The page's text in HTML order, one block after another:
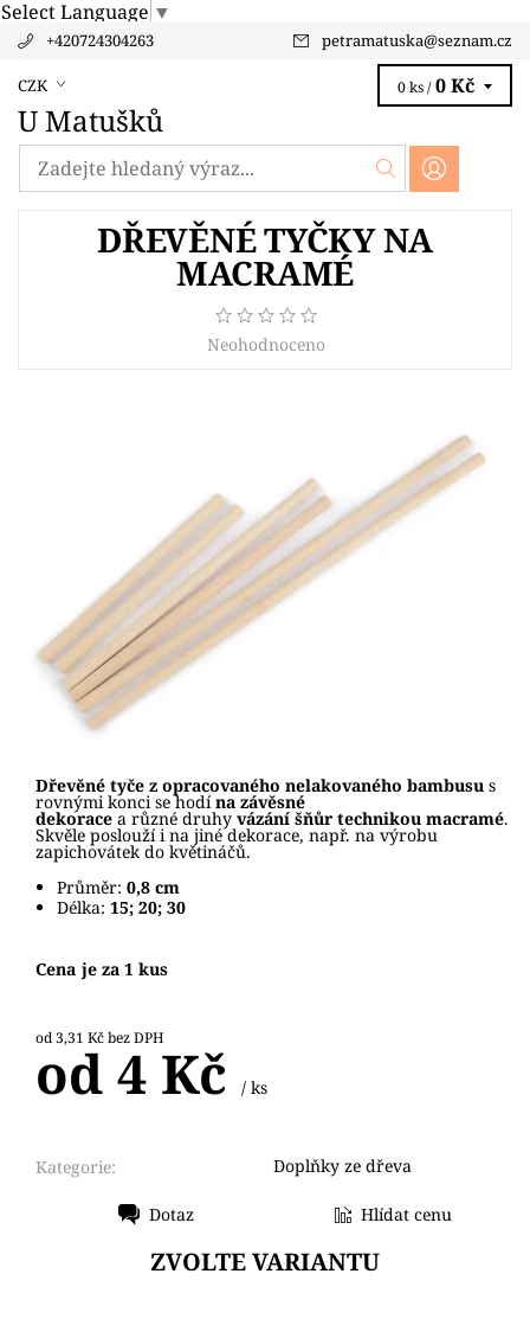
Select Language ▼
+420724304263 petramatuska@seznam.cz
CZK
U Matušků
0 ks / 0 Kč
DŘEVĚNÉ TYČKY NA
MACRAMÉ
Neohodnoceno
Dřevěné tyče z opracovaného nelakovaného bambusu s
rovnými konci se hodí na závěsné
dekorace a různé druhy vázání šňůr technikou macramé.
Skvěle poslouží i na jiné dekorace, např. na výrobu
zapichovátek do květináčů.
Průměr: 0,8 cm
Délka: 15; 20; 30
Cena je za 1 kus
od 3,31 Kč bez DPH
od 4 Kč / ks
Kategorie: Doplňky ze dřeva
Dotaz Hlídat cenu
ZVOLTE VARIANTU